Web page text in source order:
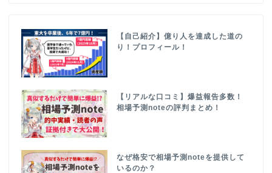
【自己紹介】億り人を達成した道の
り！プロフィール！
【リアルな口コミ】爆益報告多数！
相場予測noteの評判まとめ！
なぜ格安で相場予測noteを提供して
いるのか？